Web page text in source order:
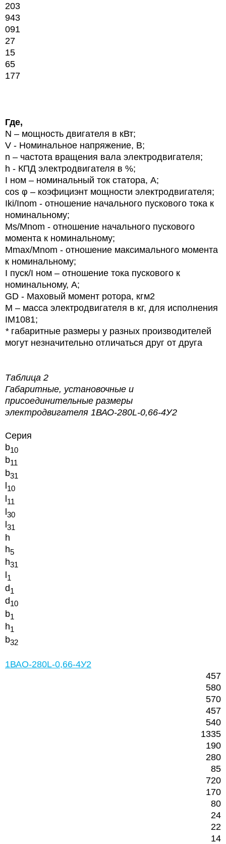
203
943
091
27
15
65
177
Где,
N – мощность двигателя в кВт;
V - Номинальное напряжение, В;
n – частота вращения вала электродвигателя;
h - КПД электродвигателя в %;
I ном – номинальный ток статора, А;
cos φ – коэфициэнт мощности электродвигателя;
Iki/Inom - отношение начального пускового тока к
номинальному;
Ms/Mnom - отношение начального пускового
момента к номинальному;
Mmax/Mnom - отношение максимального момента
к номинальному;
I пуск/I ном – отношение тока пускового к
номинальному, А;
GD - Маховый момент ротора, кгм2
М – масса электродвигателя в кг, для исполнения
IM1081;
*габаритные размеры у разных производителей
могут незначительно отличаться друг от друга
Таблица 2
Габаритные, установочные и
присоединительные размеры
электродвигателя 1ВАО-280L-0,66-4У2
Серия
b10
b11
b31
10
11
l30
31
h
h5
h31
l1
d1
d10
b1
h1
b32
1ВАО-280L-0,66-4У2
457
580
570
457
540
1335
190
280
85
720
170
80
24
22
14